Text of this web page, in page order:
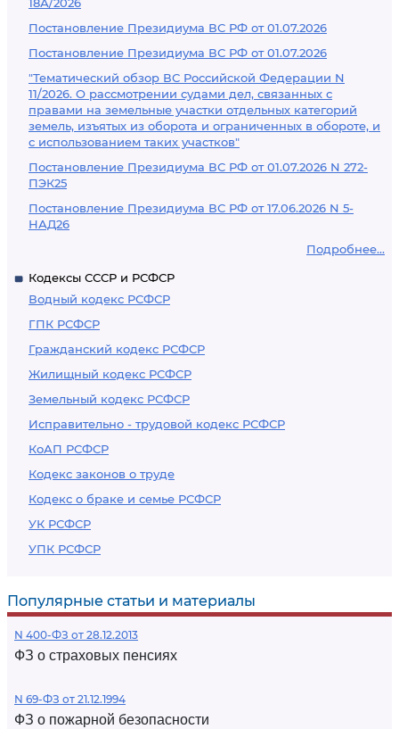
Постановление Президиума ВС РФ от 01.07.2026
Постановление Президиума ВС РФ от 01.07.2026
"Тематический обзор ВС Российской Федерации N
11/2026. О рассмотрении судами дел, связанных с
правами на земельные участки отдельных категорий
земель, изъятых из оборота и ограниченных в обороте, и
с использованием таких участков"
Постановление Президиума ВС РФ от 01.07.2026 N 272-
ПЭК25
Постановление Президиума ВС РФ от 17.06.2026 N 5-
НАД26
Подробнее...
Кодексы СССР и РСФСР
Водный кодекс РСФСР
ГПК РСФСР
Гражданский кодекс РСФСР
Жилищный кодекс РСФСР
Земельный кодекс РСФСР
Исправительно - трудовой кодекс РСФСР
КоАП РСФСР
Кодекс законов о труде
Кодекс о браке и семье РСФСР
УК РСФСР
УПК РСФСР
Популярные статьи и материалы
N 400-ФЗ от 28.12.2013
ФЗ о страховых пенсиях
N 69-ФЗ от 21.12.1994
ФЗ о пожарной безопасности